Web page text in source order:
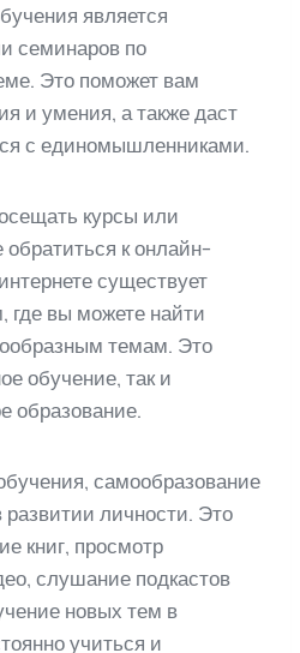
является
семинаров по
Это поможет вам
и умения, а также даст
с единомышленниками.
курсы или
к онлайн-
существует
где вы можете найти
темам. Это
обучение, так и
образование.
самообразование
развитии личности. Это
книг, просмотр
слушание подкастов
новых тем в
учиться и